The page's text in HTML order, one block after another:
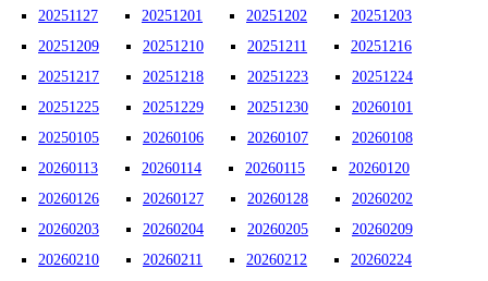
20251127
20251201 20251202
20251203
20251209
20251210 20251211
20251216
20251217
20251218 20251223
20251224
20251225
20251229 20251230
20260101
20250105
20260106 20260107
20260108
20260113
20260114 20260115
20260120
20260126
20260127 20260128
20260202
20260203
20260204 20260205
20260209
20260210
20260211 20260212
20260224